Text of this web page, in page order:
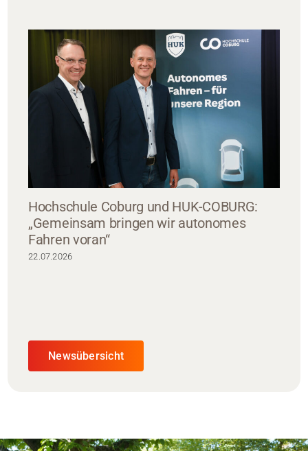
Hochschule Coburg und HUK-COBURG:
„Gemeinsam bringen wir autonomes
Fahren voran“
22.07.2026
Newsübersicht